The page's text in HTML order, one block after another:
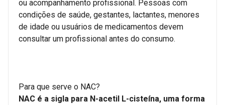
ou acompanhamento profissional. Pessoas com
condições de saúde, gestantes, lactantes, menores
de idade ou usuários de medicamentos devem
consultar um profissional antes do consumo.
Para que serve o NAC?
NAC é a sigla para N-acetil L-cisteína, uma forma